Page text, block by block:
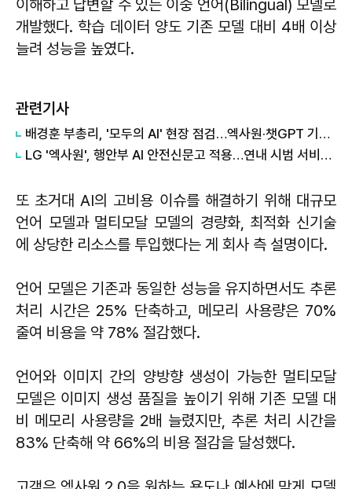
이해하고 답변할 수 있는 이중 언어(Bilingual) 모델로
개발했다. 학습 데이터 양도 기존 모델 대비 4배 이상
늘려 성능을 높였다.
관련기사
배경훈 부총리, '모두의 AI' 현장 점검…엑사원·챗GPT 기반 바이브 코딩 교육 살펴
LG '엑사원', 행안부 AI 안전신문고 적용…연내 시범 서비스 시작
또 초거대 AI의 고비용 이슈를 해결하기 위해 대규모
언어 모델과 멀티모달 모델의 경량화, 최적화 신기술
에 상당한 리소스를 투입했다는 게 회사 측 설명이다.
언어 모델은 기존과 동일한 성능을 유지하면서도 추론
처리 시간은 25% 단축하고, 메모리 사용량은 70%
줄여 비용을 약 78% 절감했다.
언어와 이미지 간의 양방향 생성이 가능한 멀티모달
모델은 이미지 생성 품질을 높이기 위해 기존 모델 대
비 메모리 사용량을 2배 늘렸지만, 추론 처리 시간을
83% 단축해 약 66%의 비용 절감을 달성했다.